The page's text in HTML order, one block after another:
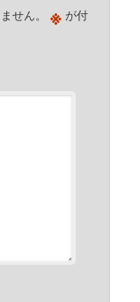
せん。 ※ が付